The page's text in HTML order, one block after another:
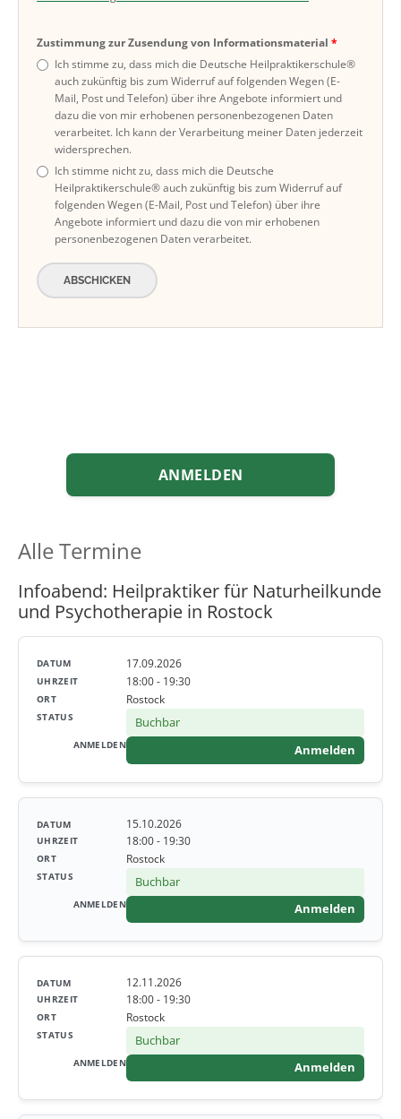
Zustimmung zur Zusendung von Informationsmaterial
Ich stimme zu, dass mich die Deutsche Heilpraktikerschule®
auch zukünftig bis zum Widerruf auf folgenden Wegen (E-
Mail, Post und Telefon) über ihre Angebote informiert und
dazu die von mir erhobenen personenbezogenen Daten
verarbeitet. Ich kann der Verarbeitung meiner Daten jederzeit
widersprechen.
Ich stimme nicht zu, dass mich die Deutsche
Heilpraktikerschule® auch zukünftig bis zum Widerruf auf
folgenden Wegen (E-Mail, Post und Telefon) über ihre
Angebote informiert und dazu die von mir erhobenen
personenbezogenen Daten verarbeitet.
ABSCHICKEN
ANMELDEN
Alle Termine
Infoabend: Heilpraktiker für Naturheilkunde
und Psychotherapie in Rostock
17.09.2026
18:00 - 19:30
Rostock
Buchbar
Anmelden
15.10.2026
18:00 - 19:30
Rostock
Buchbar
Anmelden
12.11.2026
18:00 - 19:30
Rostock
Buchbar
Anmelden